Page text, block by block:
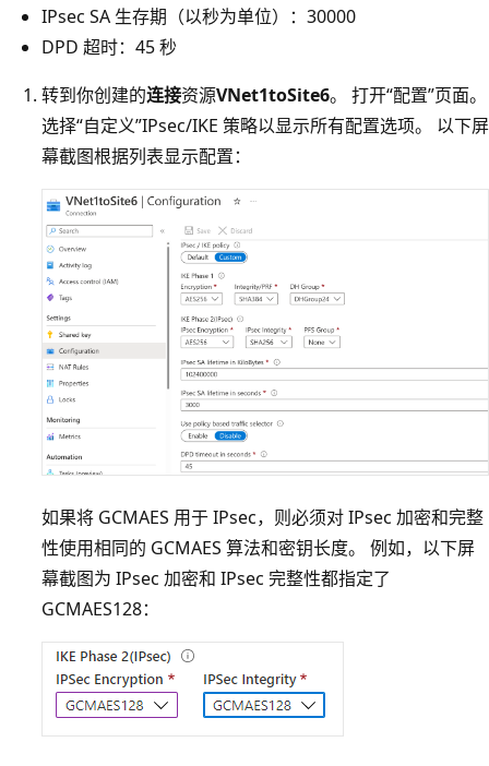
IPsec SA 生存期（以秒为单位）：30000
DPD 超时：45 秒
转到你创建的连接资源VNet1toSite6。 打开“配置”页面。
选择“自定义”IPsec/IKE 策略以显示所有配置选项。 以下屏
幕截图根据列表显示配置：
如果将 GCMAES 用于 IPsec，则必须对 IPsec 加密和完整
性使用相同的 GCMAES 算法和密钥长度。 例如，以下屏
幕截图为 IPsec 加密和 IPsec 完整性都指定了
GCMAES128：